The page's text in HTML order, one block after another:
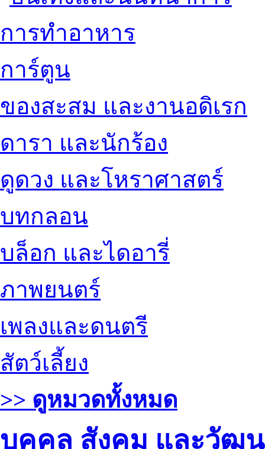
การทำอาหาร
การ์ตูน
ของสะสม และงานอดิเรก
ดารา และนักร้อง
ดูดวง และโหราศาสตร์
บทกลอน
บล็อก และไดอารี่
ภาพยนตร์
เพลงและดนตรี
สัตว์เลี้ยง
>> ดูหมวดทั้งหมด
บุคคล สังคม และวัฒ